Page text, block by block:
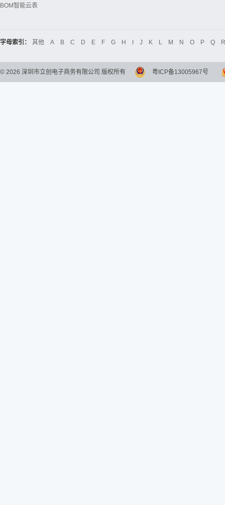
BOM智能云表
字母索引： 其他 A B C D E F G H I J K L M N O P Q R
© 2026 深圳市立创电子商务有限公司 版权所有 粤ICP备13005967号